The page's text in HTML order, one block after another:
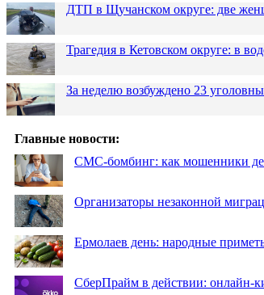
ДТП в Щучанском округе: две
Трагедия в Кетовском округе: в
За неделю возбуждено 23
Главные новости:
СМС-бомбинг: как мошенники
Организаторы незаконной
Ермолаев день: народные
СберПрайм в действии: онлайн-